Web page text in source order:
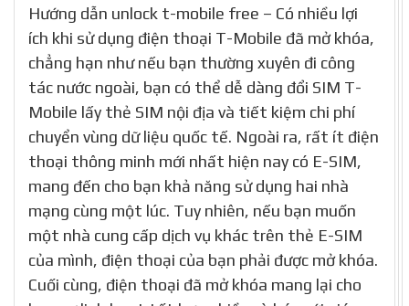
Hướng dẫn unlock t-mobile free – Có nhiều lợi
ích khi sử dụng điện thoại T-Mobile đã mở khóa,
chẳng hạn như nếu bạn thường xuyên đi công
tác nước ngoài, bạn có thể dễ dàng đổi SIM T-
Mobile lấy thẻ SIM nội địa và tiết kiệm chi phí
chuyển vùng dữ liệu quốc tế. Ngoài ra, rất ít điện
thoại thông minh mới nhất hiện nay có E-SIM,
mang đến cho bạn khả năng sử dụng hai nhà
mạng cùng một lúc. Tuy nhiên, nếu bạn muốn
một nhà cung cấp dịch vụ khác trên thẻ E-SIM
của mình, điện thoại của bạn phải được mở khóa.
Cuối cùng, điện thoại đã mở khóa mang lại cho